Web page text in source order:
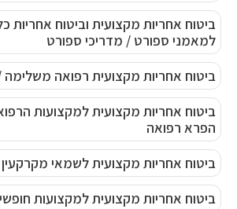
ביטוח אחריות מקצועית וביטוח אחריות
למאמני ספורט / מדריכי ספורט
ביטוח אחריות מקצועית רפואה
ביטוח אחריות מקצועית למקצועות
הפרא רפואה
ביטוח אחריות מקצועית לשמאי מקרקעין
ביטוח אחריות מקצועית למקצועות